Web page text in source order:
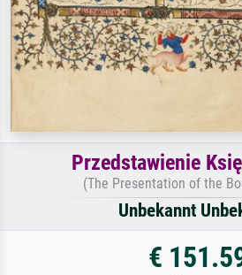
Przedstawienie
(The Presentation of the
Unbekannt
€